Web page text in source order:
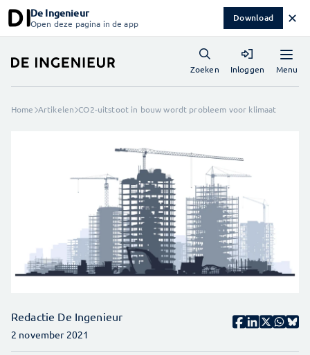
De Ingenieur
Open deze pagina in de app Download ✕
Menu
Zoeken Inloggen
Home Artikelen CO2-uitstoot in bouw wordt probleem voor klimaat
Redactie De Ingenieur
2 november 2021